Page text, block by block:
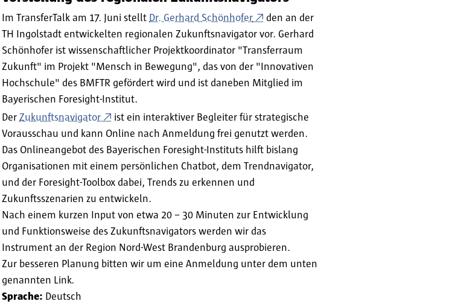
Im TransferTalk am 17. Juni stellt Dr. Gerhard Schönhofer
den an der
TH Ingolstadt entwickelten regionalen Zukunftsnavigator vor. Gerhard
Schönhofer ist wissenschaftlicher Projektkoordinator "Transferraum
Zukunft" im Projekt "Mensch in Bewegung", das von der "Innovativen
Hochschule" des BMFTR gefördert wird und ist daneben Mitglied im
Bayerischen Foresight-Institut.
Der Zukunftsnavigator
ist ein interaktiver Begleiter für strategische
Vorausschau und kann Online nach Anmeldung frei genutzt werden.
Das Onlineangebot des Bayerischen Foresight-Instituts hilft bislang
Organisationen mit einem persönlichen Chatbot, dem Trendnavigator,
und der Foresight-Toolbox dabei, Trends zu erkennen und
Zukunftsszenarien zu entwickeln.
Nach einem kurzen Input von etwa 20 – 30 Minuten zur Entwicklung
und Funktionsweise des Zukunftsnavigators werden wir das
Instrument an der Region Nord-West Brandenburg ausprobieren.
Zur besseren Planung bitten wir um eine Anmeldung unter dem unten
genannten Link.
Sprache: Deutsch